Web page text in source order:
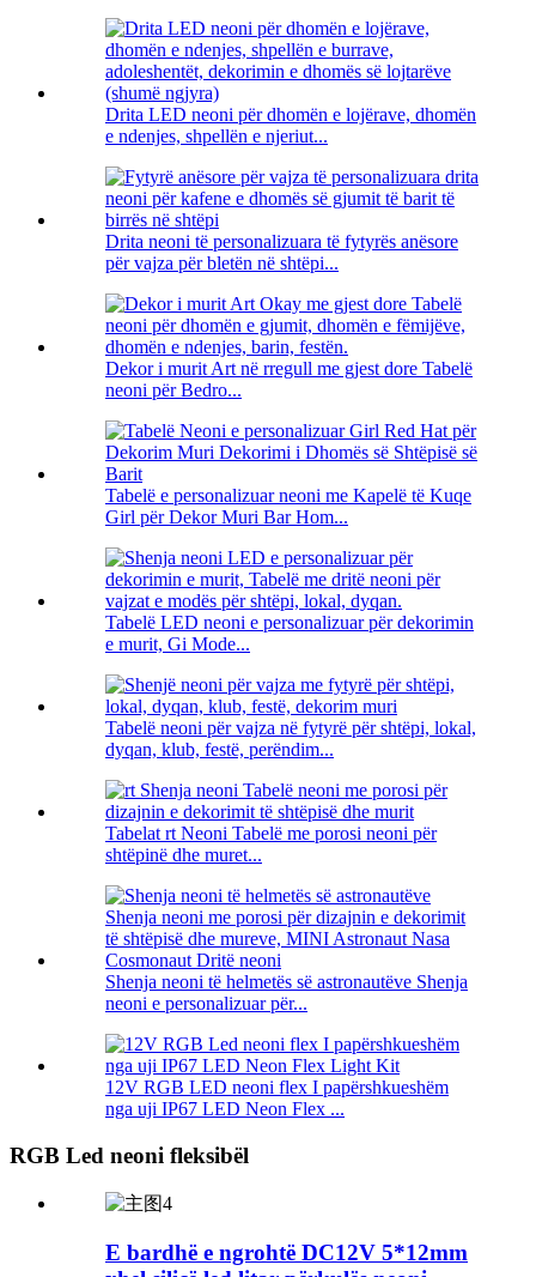
Drita LED neoni për dhomën e lojërave, dhomën
e ndenjes, shpellën e njeriut...
Drita neoni të personalizuara të fytyrës anësore
për vajza për bletën në shtëpi...
Dekor i murit Art në rregull me gjest dore Tabelë
neoni për Bedro...
Tabelë e personalizuar neoni me Kapelë të Kuqe
Girl për Dekor Muri Bar Hom...
Tabelë LED neoni e personalizuar për dekorimin
e murit, Gi Mode...
Tabelë neoni për vajza në fytyrë për shtëpi, lokal,
dyqan, klub, festë, perëndim...
Tabelat rt Neoni Tabelë me porosi neoni për
shtëpinë dhe muret...
Shenja neoni të helmetës së astronautëve Shenja
neoni e personalizuar për...
12V RGB LED neoni flex I papërshkueshëm
nga uji IP67 LED Neon Flex ...
RGB Led neoni fleksibël
E bardhë e ngrohtë DC12V 5*12mm